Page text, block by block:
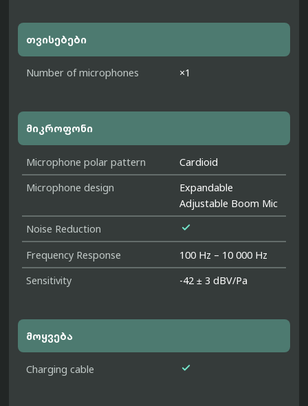
თვისებები
Number of microphones ×1
მიკროფონი
Microphone polar pattern
Cardioid
Microphone design
Expandable
Adjustable Boom Mic
Noise Reduction

Frequency Response
100 Hz – 10 000 Hz
Sensitivity
-42 ± 3 dBV/Pa
მოყვება
Charging cable 